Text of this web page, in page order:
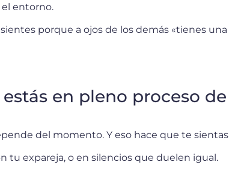
el entorno.
porque a ojos de los demás «tienes
estás en pleno proceso
del momento. Y eso hace que te
tu expareja, o en silencios que duelen igual.